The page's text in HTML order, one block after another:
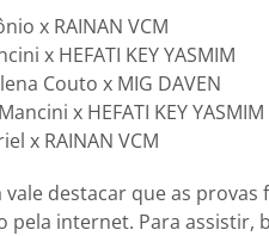
x RAINAN VCM
x HEFATI KEY YASMIM
Couto x MIG DAVEN
x HEFATI KEY YASMIM
x RAINAN VCM
vale destacar que as
pela internet. Para assistir,